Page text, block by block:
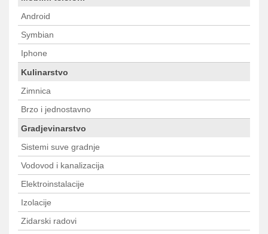
Android
Symbian
Iphone
Kulinarstvo
Zimnica
Brzo i jednostavno
Gradjevinarstvo
Sistemi suve gradnje
Vodovod i kanalizacija
Elektroinstalacije
Izolacije
Zidarski radovi